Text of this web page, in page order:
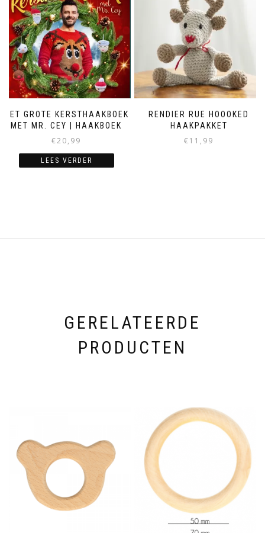
HET GROTE KERSTHAAKBOEK
MET MR. CEY | HAAKBOEK
€20,99
LEES VERDER
RENDIER RUE HOOOKED
HAAKPAKKET
€11,99
GERELATEERDE
PRODUCTEN